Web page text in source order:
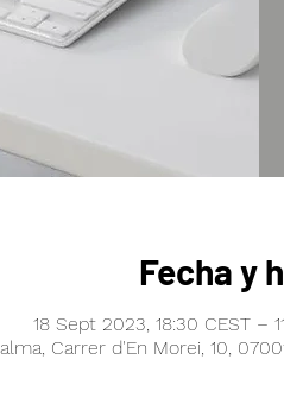
Fecha y
18 Sept 2023, 18:30 CEST –
Carrer d'En Morei, 10,